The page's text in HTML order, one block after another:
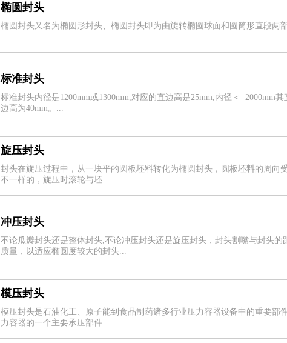
椭圆封头
椭圆封头又名为椭圆形封头、椭圆封头即为由旋转椭圆球面和圆筒形直段两
标准封头
标准封头内径是1200mm或1300mm,对应的直边高是25mm,内径＜=2000mm
边高为40mm。...
旋压封头
封头在旋压过程中，从一块平的圆板坯料转化为椭圆封头，圆板坯料的周向
不一样的，旋压时滚轮与坯...
冲压封头
不论瓜瓣封头还是整体封头,不论冲压封头还是旋压封头，封头割嘴与封头的
质量，以适应椭圆度较大的封头...
模压封头
模压封头是石油化工、原子能到食品制药诸多行业压力容器设备中的重要部
力容器的一个主要承压部件...